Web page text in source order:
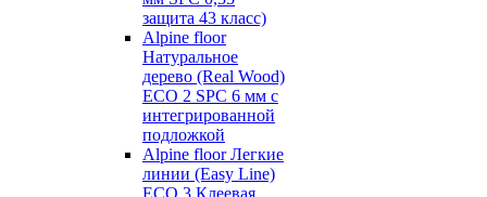
защита 43 класс)
Alpine floor
Натуральное
дерево (Real Wood)
ECO 2 SPC 6 мм с
интегрированной
подложкой
Alpine floor Легкие
линии (Easy Line)
ECO 3 Клеевая